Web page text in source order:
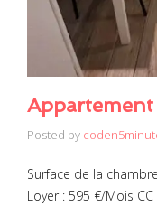
Appartement
Posted by
Surface de la
Loyer : 595 €/Mois CC